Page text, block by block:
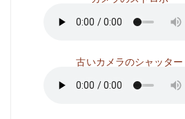
古いカメラのシャッター